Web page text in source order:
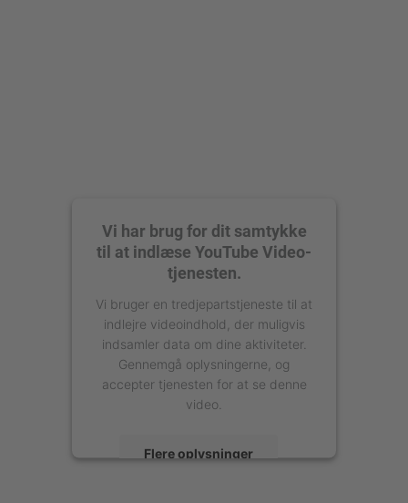
Vi har brug for dit samtykke
til at indlæse YouTube Video-
tjenesten.
Vi bruger en tredjepartstjeneste til at
indlejre videoindhold, der muligvis
indsamler data om dine aktiviteter.
Gennemgå oplysningerne, og
accepter tjenesten for at se denne
video.
Flere oplysninger